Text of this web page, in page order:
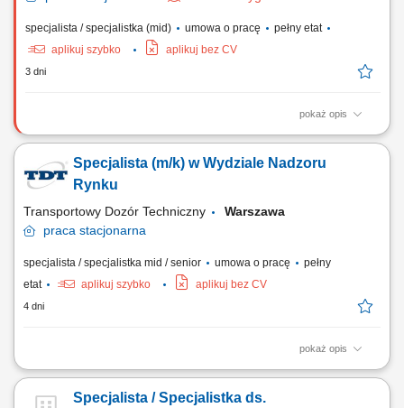
specjalista / specjalistka (mid) umowa o pracę
pełny etat
aplikuj szybko
aplikuj bez CV
3 dni
pokaż opis
Opis stanowiska Nadzorowanie całokształtu działań operacyjnych
Samodzielna organizacja eventów edukacyjnych, konferencji i spotkań
rozwojowych na terenie całej Polski. Budowanie i utrzymywanie relacji
Specjalista (m/k) w Wydziale Nadzoru
Rynku
Transportowy Dozór Techniczny
Warszawa
praca stacjonarna
specjalista / specjalistka mid / senior umowa o pracę
pełny
etat
aplikuj szybko aplikuj bez CV
4 dni
pokaż opis
Obowiązki: Prowadzenie czynności wyjaśniających, Sporządzanie
Obsługa unijnych systemów Safety Gate (RAPEX) i ICSMS na potrzeby
Specjalista / Specjalistka ds.